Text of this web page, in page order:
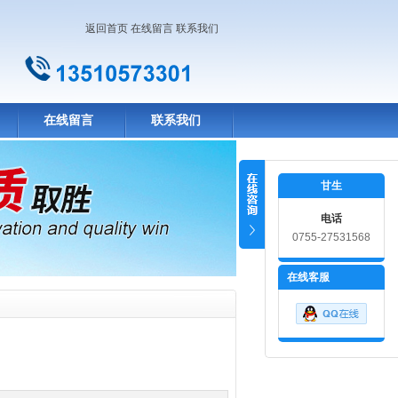
返回首页 在线留言 联系我们
在线留言 联系我们
甘生
电话
0755-27531568
在线客服